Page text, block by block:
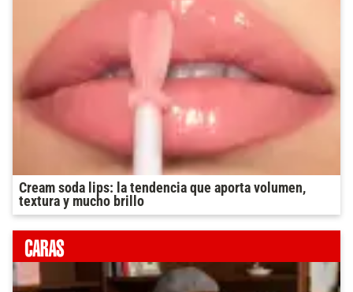
Cream soda lips: la tendencia que aporta volumen,
textura y mucho brillo